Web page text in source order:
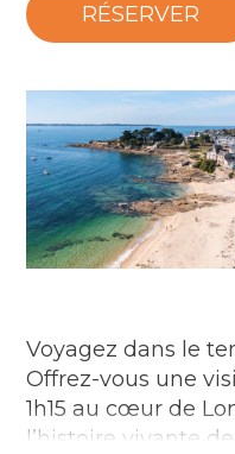
RÉSERVER
Voyagez dans le
Offrez-vous une
1h15 au cœur de
l’histoire vivante